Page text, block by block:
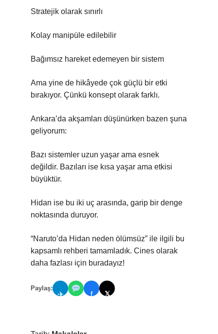
Stratejik olarak sınırlı
Kolay manipüle edilebilir
Bağımsız hareket edemeyen bir sistem
Ama yine de hikâyede çok güçlü bir etki
bırakıyor. Çünkü konsept olarak farklı.
Ankara’da akşamları düşünürken bazen şuna
geliyorum:
Bazı sistemler uzun yaşar ama esnek
değildir. Bazıları ise kısa yaşar ama etkisi
büyüktür.
Hidan ise bu iki uç arasında, garip bir denge
noktasında duruyor.
“Naruto’da Hidan neden ölümsüz” ile ilgili bu
kapsamlı rehberi tamamladık. Cines olarak
daha fazlası için buradayız!
Paylaş:
✈ f 𝕏